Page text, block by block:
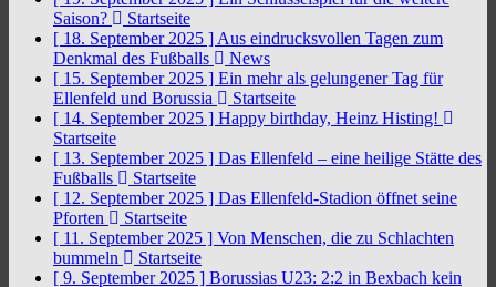
Saison?
Startseite
[ 18. September 2025 ] Aus eindrucksvollen Tagen zum
Denkmal des Fußballs
News
[ 15. September 2025 ] Ein mehr als gelungener Tag für
Ellenfeld und Borussia
Startseite
[ 14. September 2025 ] Happy birthday, Heinz Histing!
Startseite
[ 13. September 2025 ] Das Ellenfeld – eine heilige Stätte des
Fußballs
Startseite
[ 12. September 2025 ] Das Ellenfeld-Stadion öffnet seine
Pforten
Startseite
[ 11. September 2025 ] Von Menschen, die zu Schlachten
bummeln
Startseite
[ 9. September 2025 ] Borussias U23: 2:2 in Bexbach kein